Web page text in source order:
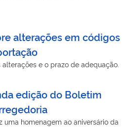
alterações em códigos
alterações e o prazo de adequação.
edição do Boletim
uma homenagem ao aniversário da